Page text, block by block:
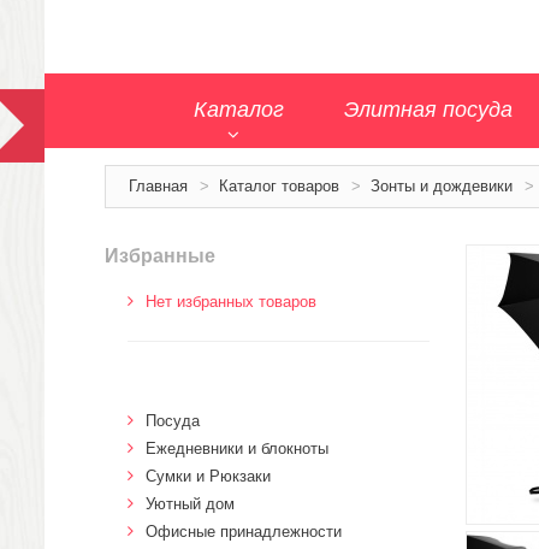
Каталог Элитная посуда
Главная > Каталог товаров > Зонты и дождевики >
Избранные
Нет избранных товаров
Посуда
Ежедневники и блокноты
Сумки и Рюкзаки
Уютный дом
Офисные принадлежности